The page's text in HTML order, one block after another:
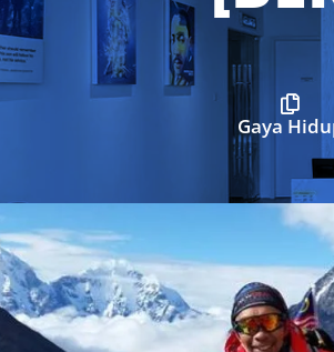

Gaya